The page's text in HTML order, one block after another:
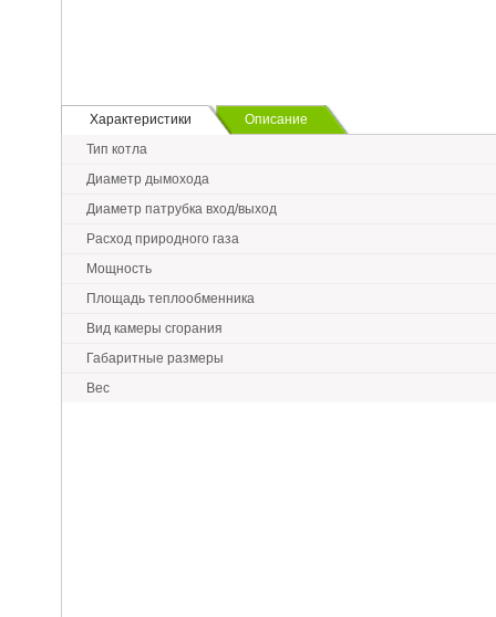
Характеристики
Описание
Тип котла
Диаметр дымохода
Диаметр патрубка вход/выход
Расход природного газа
Мощность
Площадь теплообменника
Вид камеры сгорания
Габаритные размеры
Вес